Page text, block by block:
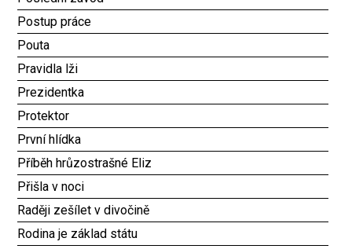
Postup práce
Pouta
Pravidla lži
Prezidentka
Protektor
První hlídka
Příběh hrůzostrašné Eliz
Přišla v noci
Raději zešílet v divočině
Rodina je základ státu